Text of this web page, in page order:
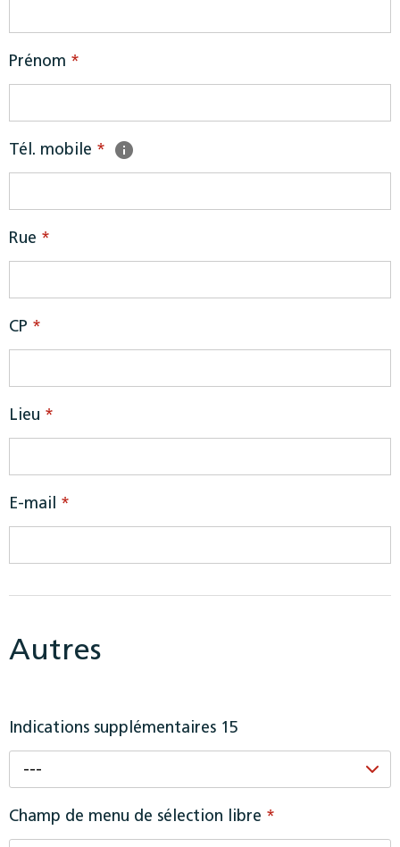
Prénom *
Tél. mobile *
Rue *
CP *
Lieu *
E-mail *
Autres
Indications supplémentaires 15
---
Champ de menu de sélection libre *